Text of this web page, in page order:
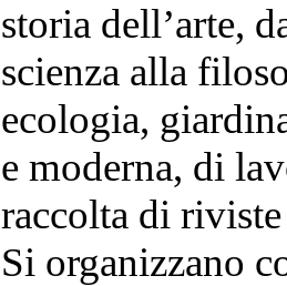
storia dell’arte,
scienza alla
ecologia,
e moderna, di
raccolta di riviste
Si organizzano